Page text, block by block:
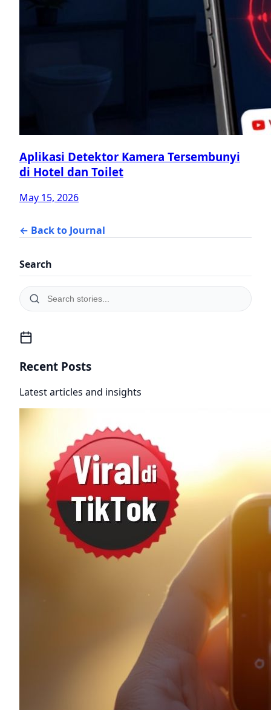
Aplikasi Detektor Kamera Tersembunyi
di Hotel dan Toilet
May 15, 2026
← Back to Journal
Search
Recent Posts
Latest articles and insights